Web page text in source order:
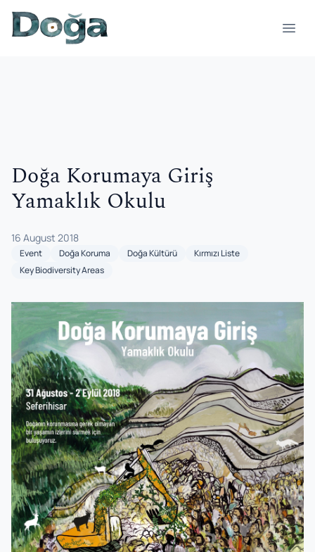
Skip to content
Doğa Korumaya Giriş
Yamaklık Okulu
16 August 2018
Event Doğa Koruma Doğa Kültürü
Kırmızı Liste
Key Biodiversity Areas